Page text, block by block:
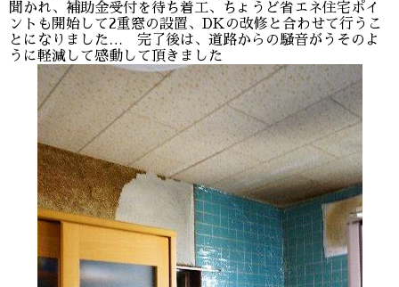
聞かれ、補助金受付を待ち着工、ちょうど省エネ住宅ポイ
ントも開始して2重窓の設置、DKの改修と合わせて行うこ
とになりました… 完了後は、道路からの騒音がうそのよ
うに軽減して感動して頂きました